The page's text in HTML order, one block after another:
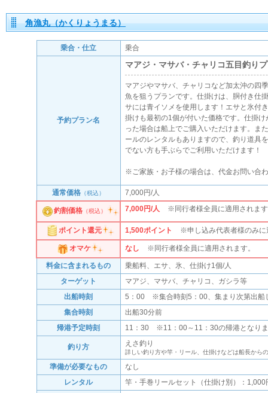
角漁丸（かくりょうまる）
乗合・仕立 乗合
予約プラン名
マアジ・マサバ・チャリコ五目釣り
マアジやマサバ、チャリコなど加太沖の四
魚を狙うプランです。仕掛けは、胴付き仕
サには青イソメを使用します！エサと氷付
掛けも最初の1個が付いた価格です。仕掛け
った場合は船上でご購入いただけます。ま
ールのレンタルもありますので、釣り道具
でない方も手ぶらでご利用いただけます！
※ご家族・お子様の場合は、代金お問い合
通常価格 （税込） 7,000円/人
釣割価格（税込） 7,000円/人 ※同行者様全員に適用されま
ポイント還元 1,500ポイント ※申し込み代表者様のみに
オマケ なし ※同行者様全員に適用されます。
料金に含まれるもの
乗船料、エサ、氷、仕掛け1個/人
ターゲット
マアジ、マサバ、チャリコ、ガシラ等
出船時刻
5：00 ※集合時刻5：00、集まり次第出船
集合時刻
出船30分前
帰港予定時刻
11：30 ※11：00～11：30の帰港となり
釣り方 えさ釣り
詳しい釣り方や竿・リール、仕掛けなどは船長から
準備が必要なもの
なし
レンタル
竿・手巻リールセット（仕掛け別）：1,000